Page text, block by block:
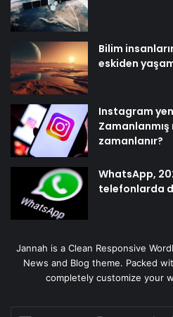
Bilim
eskiden
Instagram
zamanlanır?
WhatsApp,
telefonlarda
Jannah is a Clean Responsive
News and Blog theme. Packed
completely customize your